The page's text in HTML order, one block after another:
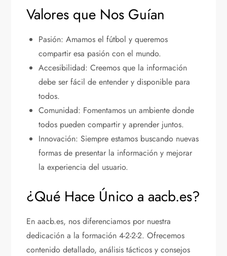
Valores que Nos Guían
Pasión: Amamos el fútbol y queremos
compartir esa pasión con el mundo.
Accesibilidad: Creemos que la información
debe ser fácil de entender y disponible para
todos.
Comunidad: Fomentamos un ambiente donde
todos pueden compartir y aprender juntos.
Innovación: Siempre estamos buscando nuevas
formas de presentar la información y mejorar
la experiencia del usuario.
¿Qué Hace Único a aacb.es?
En aacb.es, nos diferenciamos por nuestra
dedicación a la formación 4-2-2-2. Ofrecemos
contenido detallado, análisis tácticos y consejos